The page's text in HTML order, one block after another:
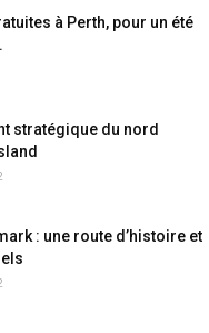
à Perth, pour un été
stratégique du nord
: une route d’histoire et